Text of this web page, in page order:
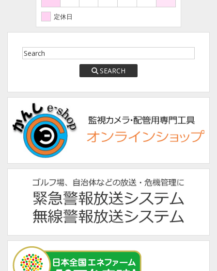
定休日
SEARCH